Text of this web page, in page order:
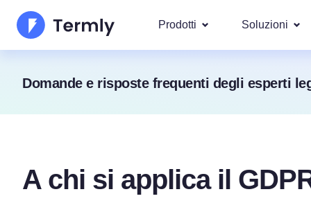
Prodotti
Generatore di EULA
Soluzioni
I più
Le nostre
Per
Copriamo
Chi Siamo
Aggiornamenti e Rassegna
La roadmap dei prodotti Termly
Domande e risposte frequenti degli esperti
A chi si applica il